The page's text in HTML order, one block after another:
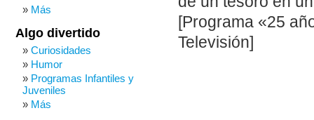
[Programa «25
Televisión]
Más
Algo divertido
Curiosidades
Humor
Programas Infantiles y
Juveniles
Más